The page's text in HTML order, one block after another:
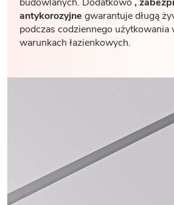
budowlanych. Dodatkowo ,
antykorozyjne gwarantuje długą
podczas codziennego użytkowania
warunkach łazienkowych.